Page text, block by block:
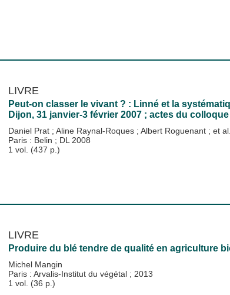
LIVRE
Peut-on classer le vivant ? : Linné et la
Dijon, 31 janvier-3 février 2007 ; actes du colloque
Daniel Prat ; Aline Raynal-Roques ; Albert Roguenant ; et al.
Paris : Belin ; DL 2008
1 vol. (437 p.)
LIVRE
Produire du blé tendre de qualité en agriculture
Michel Mangin
Paris : Arvalis-Institut du végétal ; 2013
1 vol. (36 p.)